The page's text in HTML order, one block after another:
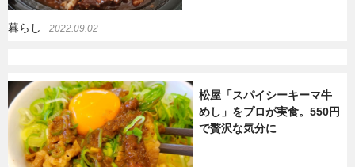
暮らし 2022.09.02
松屋「スパイシーキーマ牛
めし」をプロが実食。550円
で贅沢な気分に